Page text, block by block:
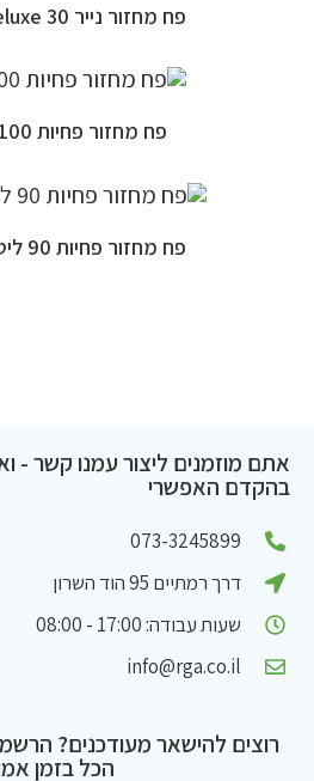
פח מחזור נייר Nexus® Deluxe 30
פח מחזור פחיות 100 ®Nexus
פח מחזור פחיות 90 ליטר ™Envoy
אתם מוזמנים ליצור עמנו קשר -
בהקדם האפשרי
073-3245899
דרך רמתיים 95 הוד השרון
שעות עבודה: 17:00 - 08:00
info@rga.co.il
רוצים להישאר מעודכנים?
הכל בזמן